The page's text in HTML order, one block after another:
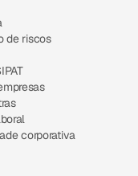
de riscos
corporativa